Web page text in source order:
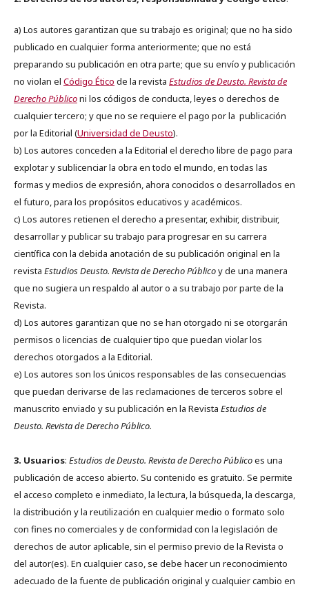
a) Los autores garantizan que su trabajo es original; que no ha sido
publicado en cualquier forma anteriormente; que no está
preparando su publicación en otra parte; que su envío y publicación
no violan el Código Ético de la revista Estudios de Deusto. Revista de
Derecho Públiconi los códigos de conducta, leyes o derechos de
cualquier tercero; y que no se requiere el pago por la publicación
por la Editorial (Universidad de Deusto).
b) Los autores conceden a la Editorial el derecho libre de pago para
explotar y sublicenciar la obra en todo el mundo, en todas las
formas y medios de expresión, ahora conocidos o desarrollados en
el futuro, para los propósitos educativos y académicos.
c) Los autores retienen el derecho a presentar, exhibir, distribuir,
desarrollar y publicar su trabajo para progresar en su carrera
científica con la debida anotación de su publicación original en la
revista Estudios Deusto. Revista de Derecho Públicoy de una manera
que no sugiera un respaldo al autor o a su trabajo por parte de la
Revista.
d) Los autores garantizan que no se han otorgado ni se otorgarán
permisos o licencias de cualquier tipo que puedan violar los
derechos otorgados a la Editorial.
e) Los autores son los únicos responsables de las consecuencias
que puedan derivarse de las reclamaciones de terceros sobre el
manuscrito enviado y su publicación en la Revista Estudios de
Deusto. Revista de Derecho Público.
3. Usuarios: Estudios de Deusto. Revista de Derecho Públicoes una
publicación de acceso abierto. Su contenido es gratuito. Se permite
el acceso completo e inmediato, la lectura, la búsqueda, la descarga,
la distribución y la reutilización en cualquier medio o formato solo
con fines no comerciales y de conformidad con la legislación de
derechos de autor aplicable, sin el permiso previo de la Revista o
del autor(es). En cualquier caso, se debe hacer un reconocimiento
adecuado de la fuente de publicación original y cualquier cambio en